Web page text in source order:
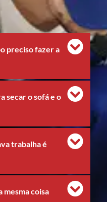
preciso fazer a
secar o sofá e o
trabalha é
mesma coisa